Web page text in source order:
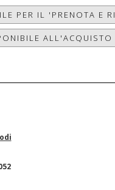
PER IL 'PRENOTA E
ALL'ACQUISTO